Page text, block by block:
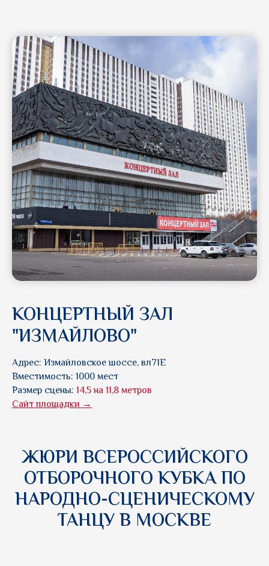
КОНЦЕРТНЫЙ ЗАЛ
"ИЗМАЙЛОВО"
Адрес: Измайловское шоссе, вл71Е
Вместимость: 1000 мест
Размер сцены: 14,5 на 11,8 метров
Cайт площадки →
ЖЮРИ ВСЕРОССИЙСКОГО
ОТБОРОЧНОГО КУБКА ПО
НАРОДНО-СЦЕНИЧЕСКОМУ
ТАНЦУ В МОСКВЕ